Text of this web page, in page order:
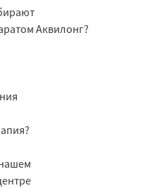
Аквилонг?